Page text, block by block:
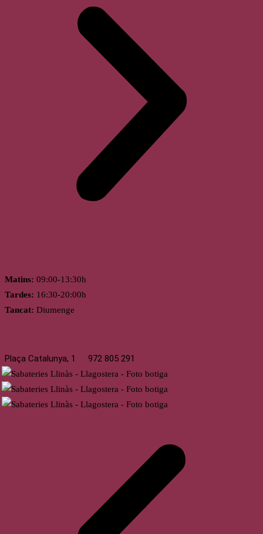
Matins: 09:00-13:30h
Tardes: 16:30-20:00h
Tancat: Diumenge
Plaça Catalunya, 1 972 805 291